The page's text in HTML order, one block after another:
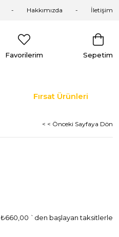
Hakkımızda İletişim
Sepetim
Favorilerim
Fırsat Ürünleri
< < Önceki Sayfaya Dön
₺660,00 `den başlayan taksitlerle